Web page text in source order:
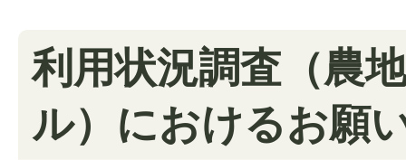
利用状況調査（農
ル）におけるお願